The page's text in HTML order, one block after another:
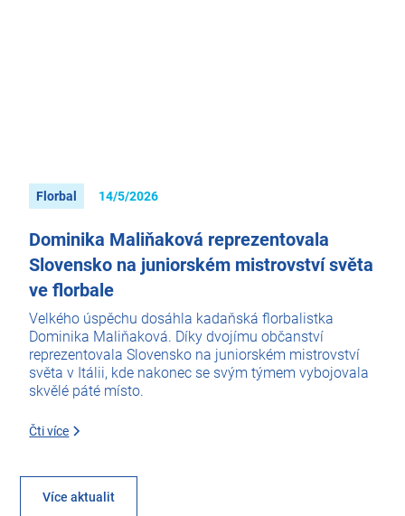
Florbal 14/5/2026
Dominika Maliňaková reprezentovala
Slovensko na juniorském mistrovství světa
ve florbale
Velkého úspěchu dosáhla kadaňská florbalistka
Dominika Maliňaková. Díky dvojímu občanství
reprezentovala Slovensko na juniorském mistrovství
světa v Itálii, kde nakonec se svým týmem vybojovala
skvělé páté místo.
Čti více
Více aktualit